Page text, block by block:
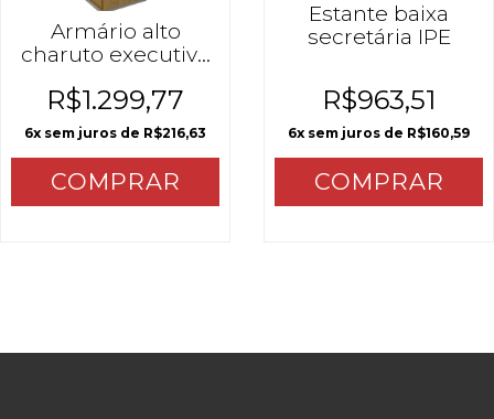
Armário alto
charuto executivo
R$1.299,77
6x sem juros de R$216,63
Estante baixa
secretária IPE
R$963,51
6x sem juros de R$160,59
COMPRAR